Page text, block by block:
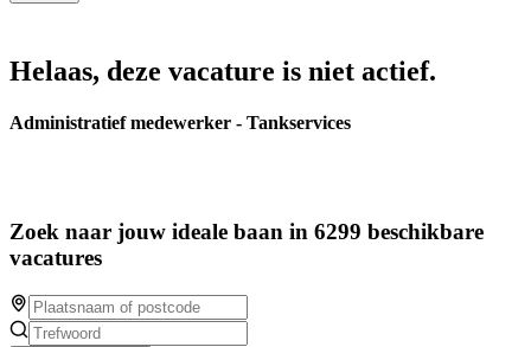
Helaas, deze vacature is niet actief.
Administratief medewerker - Tankservices
Zoek naar jouw ideale baan in 6299 beschikbare
vacatures